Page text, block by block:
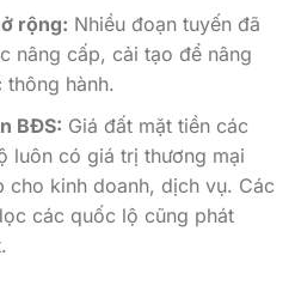
rộng: Nhiều đoạn tuyến đã
nâng cấp, cải tạo để nâng
thông hành.
BĐS: Giá đất mặt tiền các
luôn có giá trị thương mại
cho kinh doanh, dịch vụ. Các
các quốc lộ cũng phát